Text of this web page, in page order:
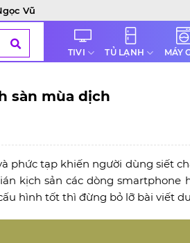
Vũ
TIVI TỦ LẠNH MÁY
sàn mùa dịch
phức tạp khiến người dùng siết
kịch sản các dòng smartphone
hình tốt thì đừng bỏ lỡ bài viết